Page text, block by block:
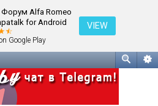
Форум Alfa Romeo
for Android
Google Play
VIEW